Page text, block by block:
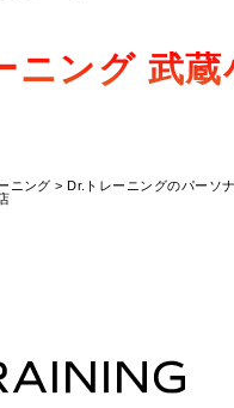
ニング 武蔵
ニング
Dr.トレーニングのパーソ